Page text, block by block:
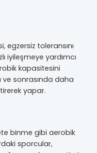
egzersiz toleransını
iyileşmeye yardımcı
kapasitesini
ve sonrasında daha
yapar.
binme gibi aerobik
sporcular,